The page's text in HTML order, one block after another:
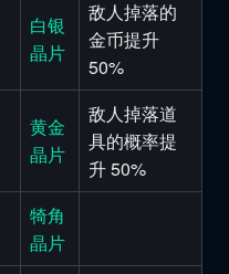
白银
晶片
敌人掉落的
金币提升
50%
黄金
晶片
敌人掉落道
具的概率提
升 50%
犄角
晶片